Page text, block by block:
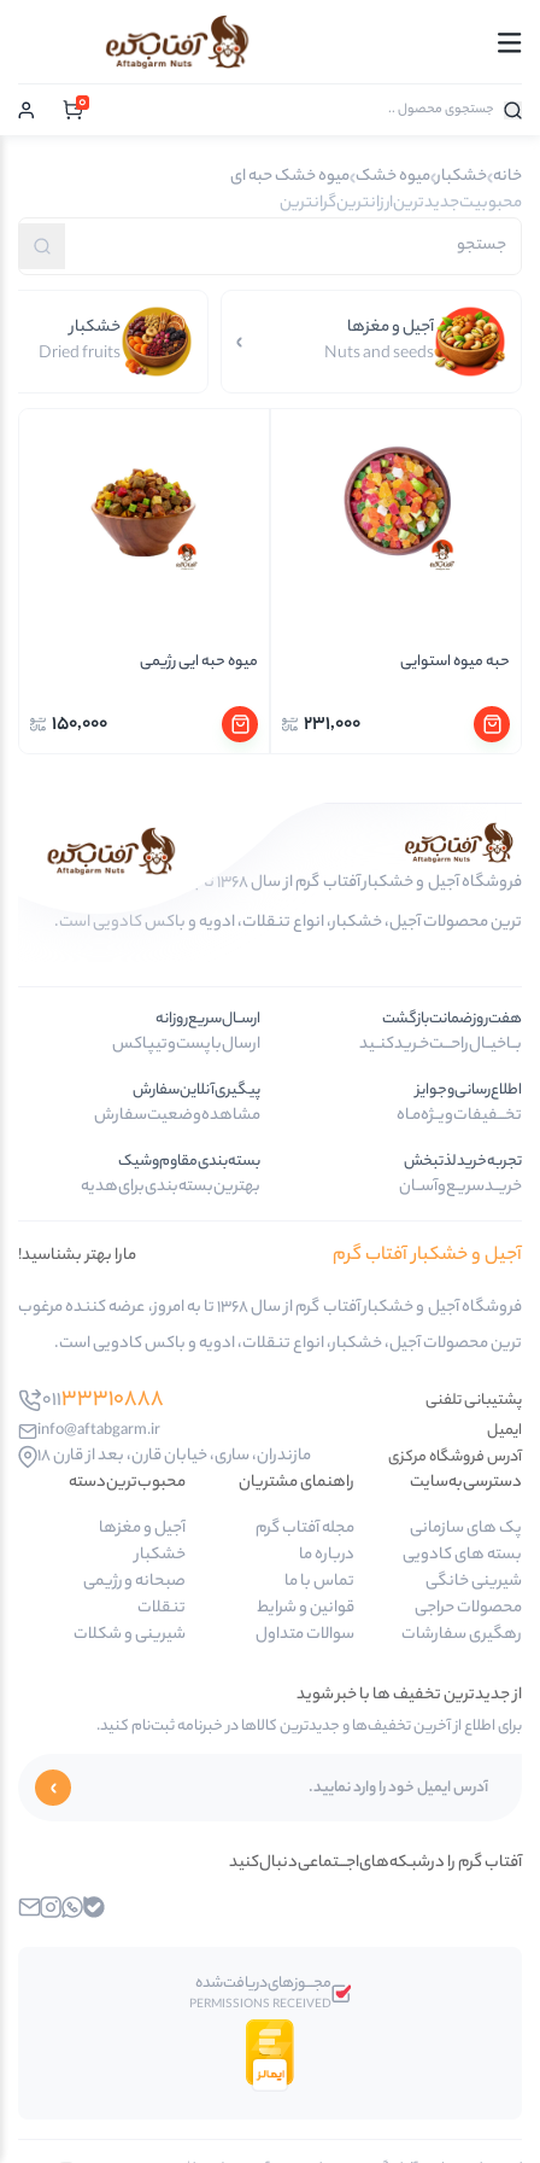
0
خانه خشکبار میوه خشک میوه خشک حبه ای
محبوبیتجدیدترینارزانترینگرانترین
آجیل و مغزها
Nuts and seeds
خشکبار
Dried fruits
حبه میوه استوایی
231,000
میوه حبه ایی رژیمی
150,000
فروشگاه آجیل و خشکبار آفتاب گرم از سال 1368 تا به امروز، عرضه کننده مرغوب
ترین محصولات آجیل، خشکبار، انواع تنقلات، ادویه و باکس کادویی است.
هفت‌روز‌ضمانت‌بازگشت
بــا‌خیــال‌راحـــت‌خـرید‌کنــید
ارســال‌سریع‌روزانه
ارسال‌با‌پست‌و‌تیپاکس
اطلاع‌رسانی‌و‌جوایز
تخـــفیفات‌ویــژه‌مـاه
پیگیری‌آنلاین‌سفارش
مشاهده‌وضعیت‌سفارش
تجربه‌خرید‌لذتبخش
خریــد‌سریـع‌و‌آســان
بسته‌بندی‌مقاوم‌وشیک
بهترین‌بسته‌بندی‌برای‌هدیه
آجیل و خشکبار آفتاب گرم
مارا بهتر بشناسید!
فروشگاه آجیل و خشکبار آفتاب گرم از سال 1368 تا به امروز، عرضه کننده مرغوب
ترین محصولات آجیل، خشکبار، انواع تنقلات، ادویه و باکس کادویی است.
پشتیبانی تلفنی 01133310888
ایمیل
info@aftabgarm.ir
آدرس‌ فروشگاه مرکزی
مازندران، ساری، خیابان قارن، بعد از قارن 18
دسترسی‌به‌سایت
پک های سازمانی
بسته های کادویی
شیرینی خانگی
محصولات حراجی
رهگیری سفارشات
راهنمای مشتریان
مجله آفتاب گرم
درباره ما
تماس با ما
قوانین و شرایط
سوالات متداول
محبوب‌ترین‌دسته‌
آجیل و مغزها
خشکبار
صبحانه و رژیمی
تنقلات
شیرینی و شکلات
از جدیدترین تخفیف ها با خبر شوید
برای اطلاع از آخرین تخفیف‌ها و جدیدترین کالاها در خبرنامه ثبت‌نام کنید.
آفتاب گرم را در‌‌شبـکه‌های‌اجـــتماعی‌دنبال‌کنید
واتساپ
اینستاگرامایمیل
مجـــوز‌های‌دریافت‌شده
PERMISSIONS RECEIVED